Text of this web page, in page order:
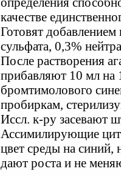
качестве
Готовят
сульфата, 0,3%
После растворения
прибавляют 10 мл на
бромтимолового
пробиркам,
Иссл. к-ру засевают
Ассимилирующие
цвет среды на синий,
дают роста и не